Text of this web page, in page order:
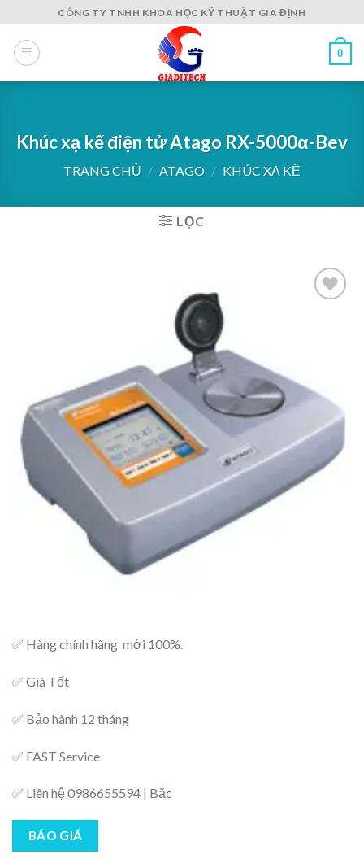
to
content
CÔNG TY TNHH KHOA HỌC KỸ THUẬT GIA ĐỊNH
0
Khúc xạ kế điện tử Atago RX-5000α-Bev
TRANG CHỦ / ATAGO / KHÚC XẠ KẾ
LỌC
✅ Hàng chính hãng mới 100%.
✅ Giá Tốt
✅ Bảo hành 12 tháng
✅ FAST Service
✅ Liên hệ 0986655594 | Bắc
BÁO GIÁ